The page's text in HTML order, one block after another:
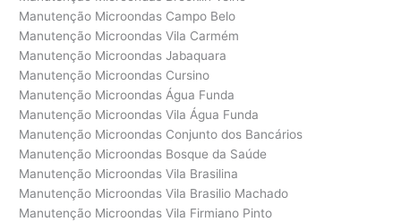
Manutenção Microondas Campo Belo
Manutenção Microondas Vila Carmém
Manutenção Microondas Jabaquara
Manutenção Microondas Cursino
Manutenção Microondas Água Funda
Manutenção Microondas Vila Água Funda
Manutenção Microondas Conjunto dos Bancários
Manutenção Microondas Bosque da Saúde
Manutenção Microondas Vila Brasilina
Manutenção Microondas Vila Brasilio Machado
Manutenção Microondas Vila Firmiano Pinto